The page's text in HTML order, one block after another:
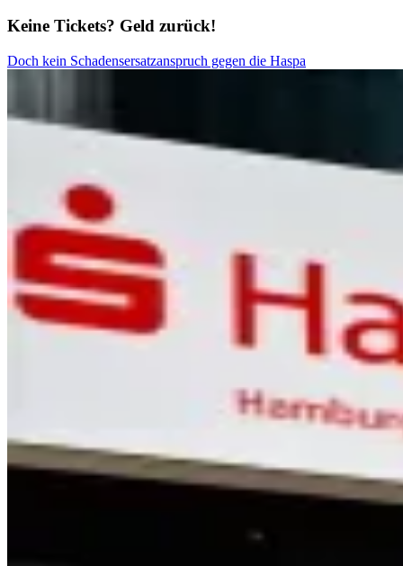
Keine Tickets? Geld zurück!
Doch kein Schadensersatzanspruch gegen die Haspa